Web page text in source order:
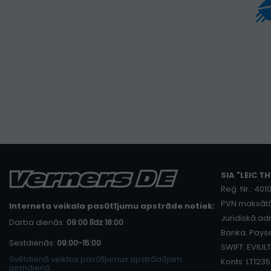
Interneta veikala pasūtījumu apstrāde notiek:
Darba dienās: 09:00 līdz 18:00
Sestdienās: 09:00-15:00
Svētdienā veiktos pasūtījumus apstrādājam
pirmdienā.
SIA "LEIC
Reģ. Nr.:
PVN
Juridiskā
Banka:
SWIFT:
Konts: